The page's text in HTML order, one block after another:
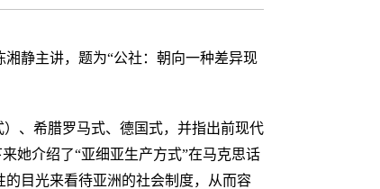
静主讲，题为“公社：朝向一种差异现
、希腊罗马式、德国式，并指出前现代
她介绍了“亚细亚生产方式”在马克思话
目光来看待亚洲的社会制度，从而容